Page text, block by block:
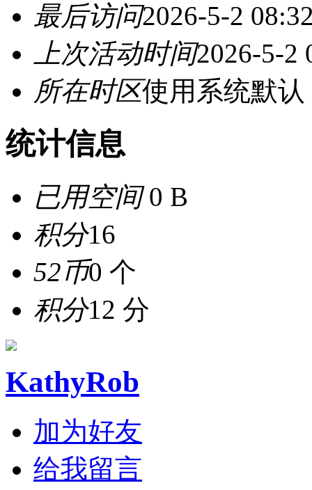
最后访问2026-5-2
上次活动时间2026-5-2
所在时区使用系统默认
统计信息
已用空间0 B
积分16
52币0 个
积分12 分
KathyRob
加为好友
给我留言